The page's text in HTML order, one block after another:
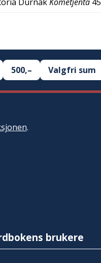
500,– Valgfri sum
.
brukere